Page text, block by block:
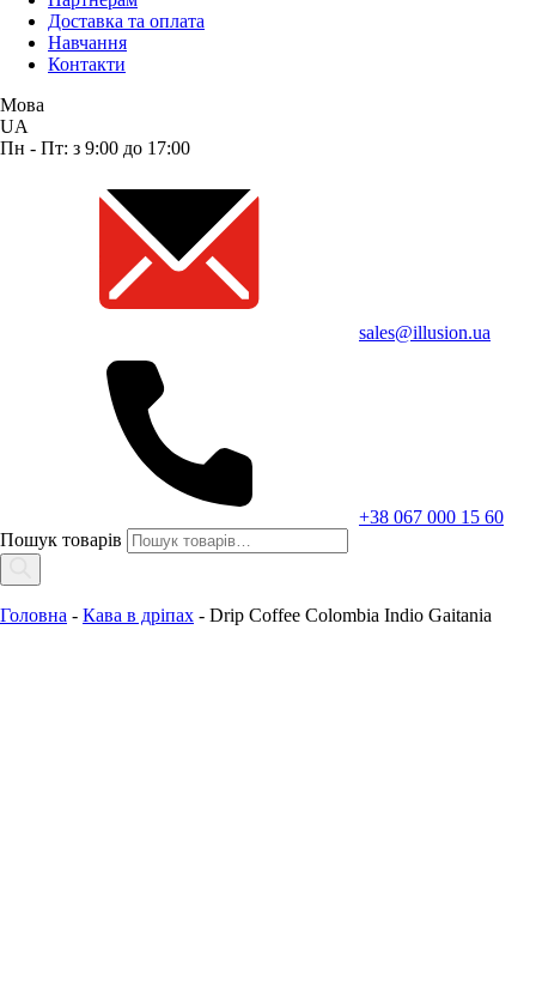
Доставка та оплата
Навчання
Контакти
Мова
UA
Пн - Пт: з 9:00 до 17:00
sales@illusion.ua
+38 067 000 15 60
Пошук товарів
Головна - Кава в дріпах - Drip Coffee Colombia Indio Gaitania